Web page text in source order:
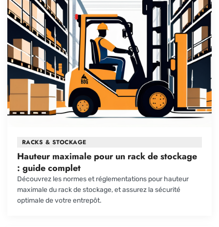
RACKS & STOCKAGE
Hauteur maximale pour un rack de stockage
: guide complet
Découvrez les normes et réglementations pour hauteur
maximale du rack de stockage, et assurez la sécurité
optimale de votre entrepôt.